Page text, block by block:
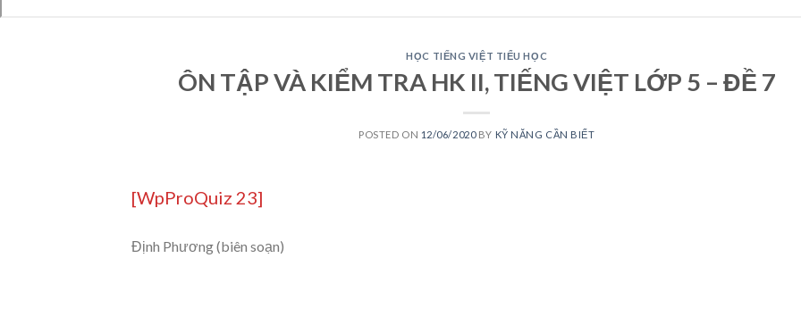
HỌC TIẾNG VIỆT TIỂU HỌC
ÔN TẬP VÀ KIỂM TRA HK II, TIẾNG VIỆT LỚP 5 – ĐỀ 7
POSTED ON 12/06/2020BY KỸ NĂNG CẦN BIẾT
[WpProQuiz 23]
Định Phương (biên soạn)